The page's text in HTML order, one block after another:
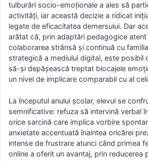
tulburări socio-emoționale a ales să
activități, iar această decizie a ridicat
legate de eficacitatea demersului. Dar
arătat că, prin adaptări pedagogice
colaborarea strânsă și continuă cu
strategică a mediului digital, este posibil
să-și depășească treptat blocajele
un nivel de implicare comparabil cu al
La începutul anului școlar, elevul se
semnificative: refuza să intervină verbal
orice sarcină care implica vorbire
anxietate accentuată înaintea oricărei
intense de frustrare atunci când primea
online a oferit un avantaj, prin reducerea